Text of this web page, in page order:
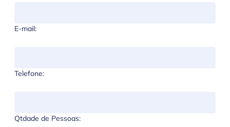
E-mail:
Telefone:
Qtdade de Pessoas: